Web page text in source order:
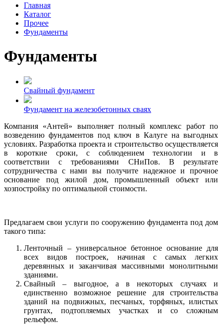
Главная
Каталог
Прочее
Фундаменты
Фундаменты
Свайный фундамент
Фундамент на железобетонных сваях
Компания «Антей» выполняет полный комплекс работ по
возведению фундаментов под ключ в Калуге на выгодных
условиях. Разработка проекта и строительство осуществляется
в короткие сроки, с соблюдением технологии и в
соответствии с требованиями СНиПов. В результате
сотрудничества с нами вы получите надежное и прочное
основание под жилой дом, промышленный объект или
хозпостройку по оптимальной стоимости.
Предлагаем свои услуги по сооружению фундамента под дом
такого типа:
Ленточный – универсальное бетонное основание для
всех видов построек, начиная с самых легких
деревянных и заканчивая массивными монолитными
зданиями.
Свайный – выгодное, а в некоторых случаях и
единственно возможное решение для строительства
зданий на подвижных, песчаных, торфяных, илистых
грунтах, подтопляемых участках и со сложным
рельефом.